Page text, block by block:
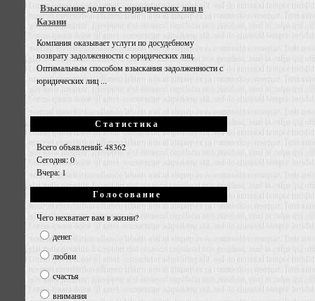
Взыскание долгов с юридических лиц в
Казани
Компания оказывает услуги по досудебному
возврату задолженности с юридических лиц.
Оптимальным способом взыскания задолженности с
юридических лиц ...
Статистика
Всего объявлений: 48362
Сегодня: 0
Вчера: 1
Голосование
Чего нехватает вам в жизни?
денег
любви
счастья
внимания